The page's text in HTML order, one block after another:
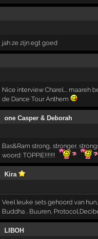
jah ze zijn egt goed
Nice interview Charel.... maareh
de Dance Tour Anthem
one Casper & Deborah
Bas&Ram strong, stronger,
woord: TOPPIE!!!!!!!
Kira
Veel leuke sets gehoord van
Buddha , Buuren,
LIBOH